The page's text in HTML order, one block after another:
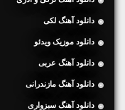
دانلود آهنگ لکی
دانلود موزیک ویدئو
دانلود آهنگ عربی
دانلود آهنگ مازندرانی
دانلود آهنگ سبزواری